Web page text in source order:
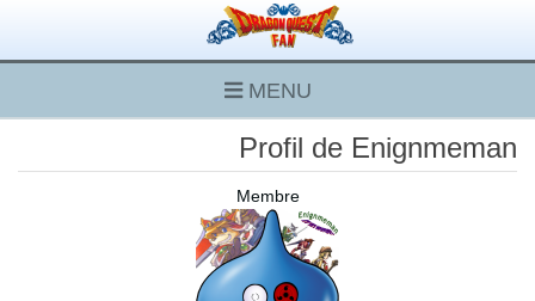
MENU
Profil de Enignmeman
Membre